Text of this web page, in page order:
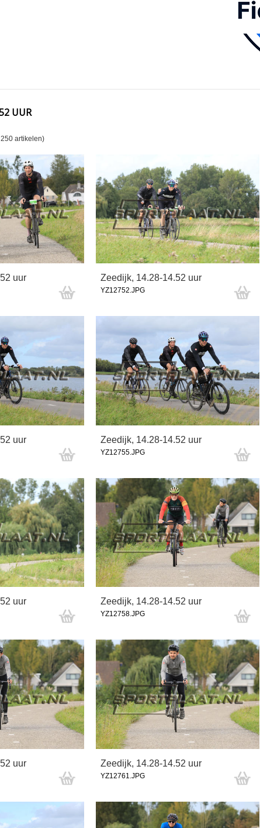
UUR
250 artikelen)
uur Zeedijk, 14.28-14.52 uur
YZ12752.JPG
uur Zeedijk, 14.28-14.52 uur
YZ12755.JPG
uur Zeedijk, 14.28-14.52 uur
YZ12758.JPG
uur Zeedijk, 14.28-14.52 uur
YZ12761.JPG